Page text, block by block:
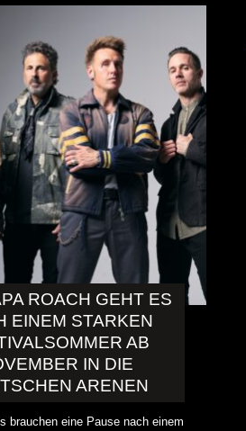
ROACH GEHT ES
EINEM STARKEN
AB
IN DIE
ARENEN
brauchen eine Pause nach einem
VOL. 6: AM FEIERTAG AUF DEM
NEIN! AB IN DIE SPUTNIKHALLE!